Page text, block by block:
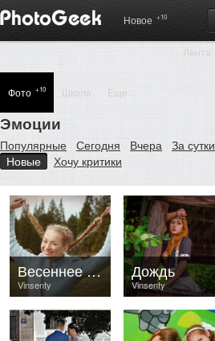
Новое +10
Лента
Фото +10 Школа Еще ...
Эмоции
Популярные Сегодня Вчера За сутки
Новые
Хочу критики
Vinsenty
Весеннее настроение
Vinsenty
Дождь